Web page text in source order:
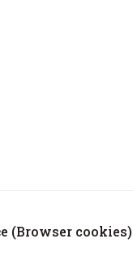
© 2010-2020
(Browser